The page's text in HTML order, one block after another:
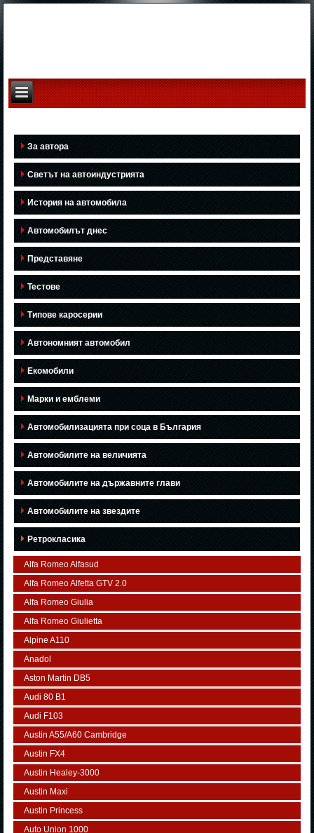
За автора
Светът на автоиндустрията
История на автомобила
Автомобилът днес
Представяне
Тестове
Типове каросерии
Автономният автомобил
Екомобили
Марки и емблеми
Автомобилизацията при соца в България
Автомобилите на величията
Автомобилите на държавните глави
Автомобилите на звездите
Ретрокласика
Alfa Romeo Alfasud
Alfa Romeo Alfetta GTV 2.0
Alfa Romeo Giulia
Alfa Romeo Giulietta
Alpine A110
Anadol
Aston Martin DB5
Audi 80 B1
Audi F103
Austin A55/A60 Cambridge
Austin FX4
Austin Healey-3000
Austin Maxi
Austin Princess
Auto Union 1000